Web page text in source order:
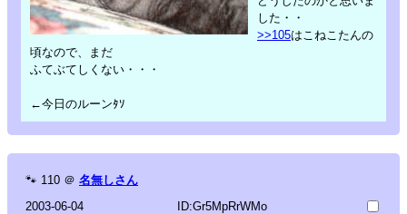
した・・
>>105はこねこたんの
頃なので、まだ
ふてぶてしくない・・・
←今日のルーンﾀｿ
🐾 110 ＠ 名無しさん
2003-06-04
ID:Gr5MpRrWMo